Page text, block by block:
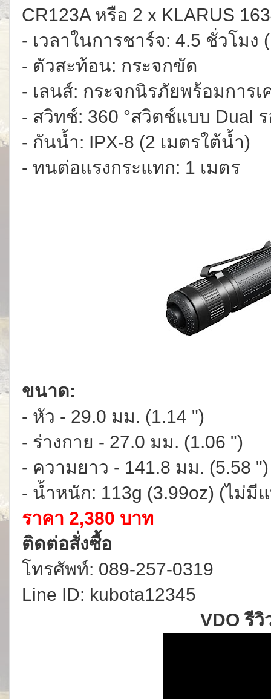
CR123A หรือ 2 x KLARUS
- เวลาในการชาร์จ: 4.5 ชั่วโมง
- ตัวสะท้อน: กระจกขัด
- เลนส์: กระจกนิรภัยพร้อมการเ
- สวิทช์: 360 °สวิตช์แบบ Dual
- กันน้ำ: IPX-8 (2 เมตรใต้น้ำ)
- ทนต่อแรงกระแทก: 1 เมตร
ขนาด:
- หัว - 29.0 มม. (1.14 ")
- ร่างกาย - 27.0 มม. (1.06 ")
- ความยาว - 141.8 มม. (5.58 ")
- น้ำหนัก: 113g (3.99oz) (ไม่มี
ราคา 2,380 บาท
ติดต่อสั่งซื้อ
โทรศัพท์: 089-257-0319
Line ID: kubota12345
VDO รี